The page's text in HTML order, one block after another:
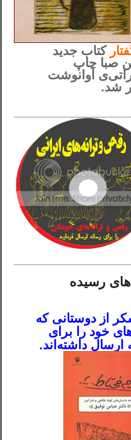
کتاب جدید
صبا چاپ
آوانوشت
شد.
رسیده
از دوستانی که
خود را برای
ارسال داشته‌اند.